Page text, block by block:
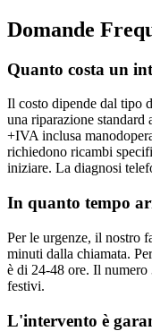
Domande
Quanto costa un
Il costo dipende dal tipo
una riparazione
+IVA inclusa
richiedono ricambi
iniziare. La diagnosi
In quanto tempo
Per le urgenze, il nostro
minuti dalla chiamata.
è di 24-48 ore. Il
festivi.
L'intervento è